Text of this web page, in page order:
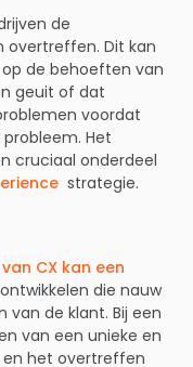
de
overtreffen. Dit kan
de behoeften van
geuit of dat
voordat
Het
cruciaal onderdeel
strategie.
CX kan een
die nauw
van de klant. Bij een
van een unieke en
en het overtreffen